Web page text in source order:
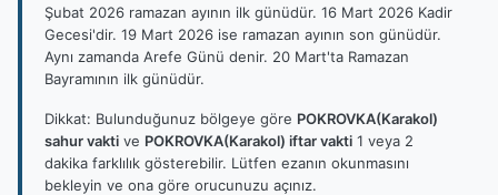
Şubat 2026 ramazan ayının ilk günüdür. 16 Mart 2026 Kadir
Gecesi'dir. 19 Mart 2026 ise ramazan ayının son günüdür.
Aynı zamanda Arefe Günü denir. 20 Mart'ta Ramazan
Bayramının ilk günüdür.
Dikkat: Bulunduğunuz bölgeye göre POKROVKA(Karakol)
sahur vakti ve POKROVKA(Karakol) iftar vakti 1 veya 2
dakika farklılık gösterebilir. Lütfen ezanın okunmasını
bekleyin ve ona göre orucunuzu açınız.